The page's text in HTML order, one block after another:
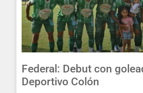
Federal: Debut con
Deportivo Colón